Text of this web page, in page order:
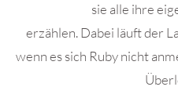
sie alle ihre
erzählen. Dabei läuft der
wenn es sich Ruby nicht